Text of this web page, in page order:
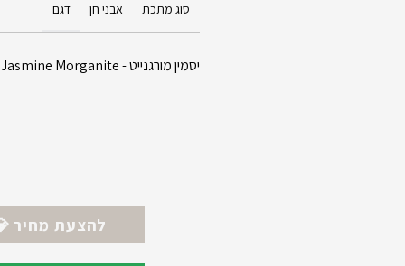
דגם אבני חן סוג מתכת
יסמין מורגנייט - Jasmine Morganite
💎 להצעת מחיר